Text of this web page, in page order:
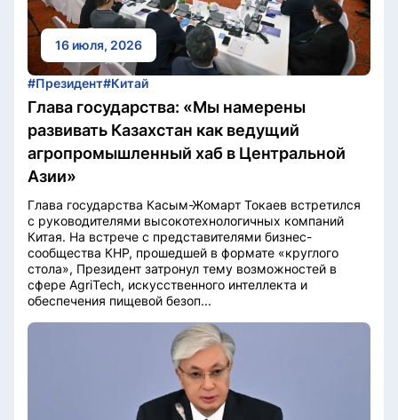
16 июля, 2026
#Президент#Китай
Глава государства: «Мы намерены
развивать Казахстан как ведущий
агропромышленный хаб в Центральной
Азии»
Глава государства Касым-Жомарт Токаев встретился
с руководителями высокотехнологичных компаний
Китая. На встрече с представителями бизнес-
сообщества КНР, прошедшей в формате «круглого
стола», Президент затронул тему возможностей в
сфере AgriTech, искусственного интеллекта и
обеспечения пищевой безоп...